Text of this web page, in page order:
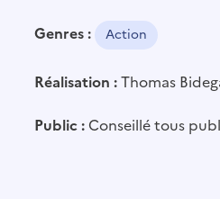
Genres : Action
Réalisation :Thomas
Public : Conseillé tous